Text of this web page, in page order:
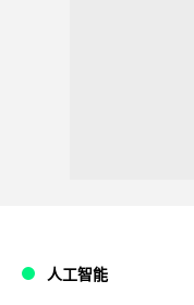
人工智能